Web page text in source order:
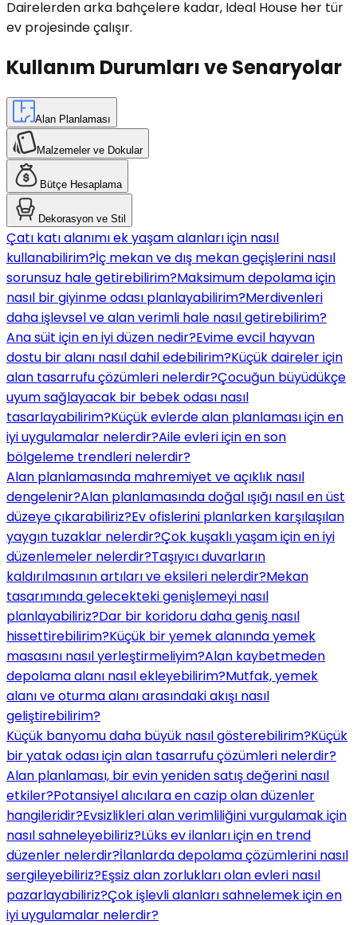
Dairelerden arka bahçelere kadar, Ideal House her tür
ev projesinde çalışır.
Kullanım Durumları ve Senaryolar
Alan Planlaması
Malzemeler ve Dokular
Bütçe Hesaplama
Dekorasyon ve Stil
Çatı katı alanımı ek yaşam alanları için nasıl
kullanabilirim?İç mekan ve dış mekan geçişlerini nasıl
sorunsuz hale getirebilirim?Maksimum depolama için
nasıl bir giyinme odası planlayabilirim?Merdivenleri
daha işlevsel ve alan verimli hale nasıl getirebilirim?
Ana süit için en iyi düzen nedir?Evime evcil hayvan
dostu bir alanı nasıl dahil edebilirim?Küçük daireler için
alan tasarrufu çözümleri nelerdir?Çocuğun büyüdükçe
uyum sağlayacak bir bebek odası nasıl
tasarlayabilirim?Küçük evlerde alan planlaması için en
iyi uygulamalar nelerdir?Aile evleri için en son
bölgeleme trendleri nelerdir?
Alan planlamasında mahremiyet ve açıklık nasıl
dengelenir?Alan planlamasında doğal ışığı nasıl en üst
düzeye çıkarabiliriz?Ev ofislerini planlarken karşılaşılan
yaygın tuzaklar nelerdir?Çok kuşaklı yaşam için en iyi
düzenlemeler nelerdir?Taşıyıcı duvarların
kaldırılmasının artıları ve eksileri nelerdir?Mekan
tasarımında gelecekteki genişlemeyi nasıl
planlayabiliriz?Dar bir koridoru daha geniş nasıl
hissettirebilirim?Küçük bir yemek alanında yemek
masasını nasıl yerleştirmeliyim?Alan kaybetmeden
depolama alanı nasıl ekleyebilirim?Mutfak, yemek
alanı ve oturma alanı arasındaki akışı nasıl
geliştirebilirim?
Küçük banyomu daha büyük nasıl gösterebilirim?Küçük
bir yatak odası için alan tasarrufu çözümleri nelerdir?
Alan planlaması, bir evin yeniden satış değerini nasıl
etkiler?Potansiyel alıcılara en cazip olan düzenler
hangileridir?Evsizlikleri alan verimliliğini vurgulamak için
nasıl sahneleyebiliriz?Lüks ev ilanları için en trend
düzenler nelerdir?İlanlarda depolama çözümlerini nasıl
sergileyebiliriz?Eşsiz alan zorlukları olan evleri nasıl
pazarlayabiliriz?Çok işlevli alanları sahnelemek için en
iyi uygulamalar nelerdir?